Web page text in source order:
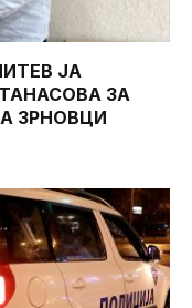
ЈА
ЗА
ЗРНОВЦИ